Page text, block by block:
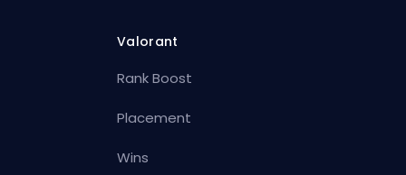
Valorant
Rank Boost
Placement
Wins